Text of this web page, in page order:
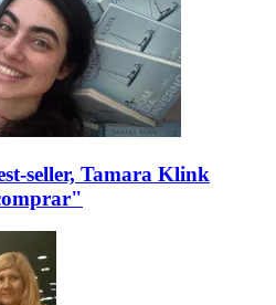
seller, Tamara Klink